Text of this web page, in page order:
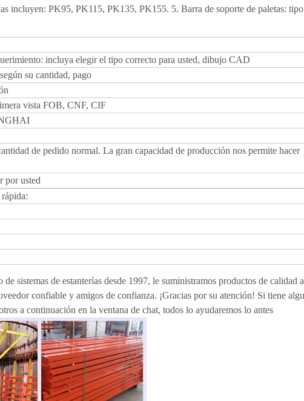
incluyen: PK95, PK115, PK135, PK155. 5. Barra de soporte de paletas: tipo
incluya elegir el tipo correcto para usted, dibujo CAD
su cantidad, pago
vista FOB, CNF, CIF
de pedido normal. La gran capacidad de producción nos permite hacer
por usted
sistemas de estanterías desde 1997, le suministramos productos de calidad a
confiable y amigos de confianza. ¡Gracias por su atención! Si tiene
a continuación en la ventana de chat, todos lo ayudaremos lo antes